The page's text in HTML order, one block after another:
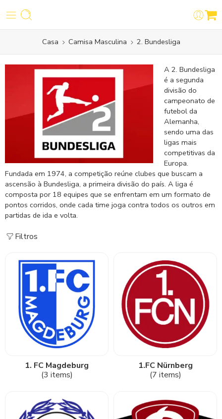
Casa Camisa Masculina 2. Bundesliga
A 2. Bundesliga
é a segunda
divisão do
campeonato de
futebol da
Alemanha,
sendo uma das
ligas mais
competitivas da
Europa.
Fundada em 1974, a competição reúne clubes que buscam a
ascensão à Bundesliga, a primeira divisão do país. A liga é
composta por 18 equipes que se enfrentam em um formato de
pontos corridos, onde cada time joga contra todos os outros em
partidas de ida e volta.
Filtros
1. FC Magdeburg
(3 items)
1.FC Nürnberg
(7 items)